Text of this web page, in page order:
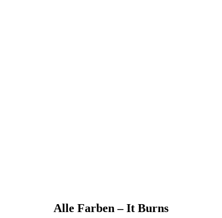
Alle Farben – It Burns